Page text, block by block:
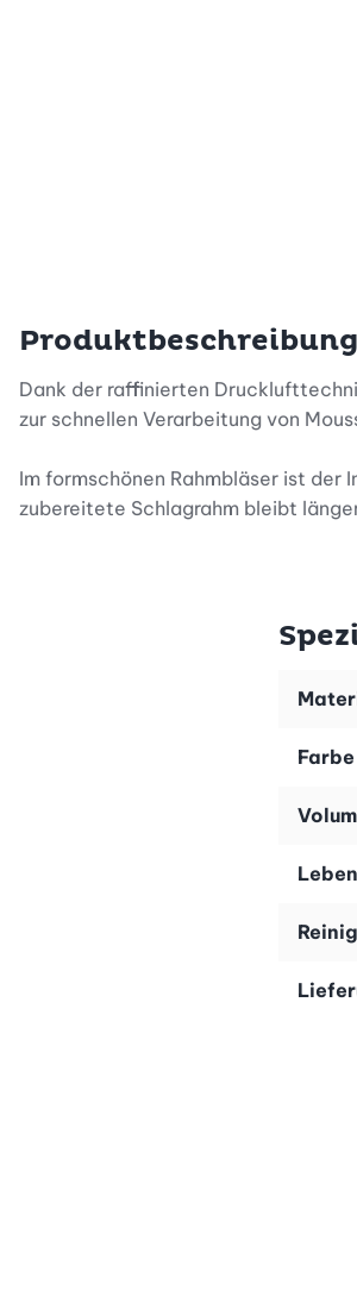
Produktbeschreibung
Dank der raffinierten
zur schnellen Verarbeitung von
Im formschönen Rahmbläser ist
zubereitete Schlagrahm bleibt
lassen sich optimal mit einem
Mit dem Rahmbläser Dessert Whip
Liter und der hochwertigen
Farbe